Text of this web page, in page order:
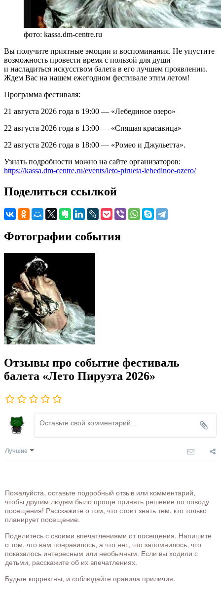
фото: kassa.dm-centre.ru
Вы получите приятные эмоции и воспоминания. Не упустите
возможность провести время с пользой для души
и насладиться искусством балета в его лучшем проявлении.
Ждем Вас на нашем ежегодном фестивале этим летом!
Программа фестиваля:
21 августа 2026 года в 19:00 — «Лебединое озеро»
22 августа 2026 года в 13:00 — «Спящая красавица»
22 августа 2026 года в 18:00 — «Ромео и Джульетта».
Узнать подробности можно на сайте организаторов:
https://kassa.dm-centre.ru/events/leto-pirueta-lebedinoe-ozero/
Поделиться ссылкой
Фотографии события
Отзывы про событие фестиваль
балета «Лето Пируэта 2026»
Лучшие
Пожалуйста, оставьте подробный отзыв или комментарий,
чтобы другим людям было проще принять решение по поводу
посещения! Расскажите о том, что стоит знать тем, кто только
планирует посещение.
Поделитесь с своими впечатлениями от посещения. Напишите
о том, что вам понравилось, а что нет, что запомнилось, что
показалось интересным или необычным. Если вы ходили с
детьми, расскажите об их впечатлениях.
Будьте корректны, и соблюдайте правила приличия.